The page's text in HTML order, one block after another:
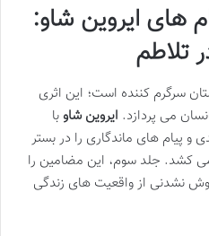
های ایروین شاو:
تلاطم
سرگرم کننده است؛ این اثری
می پردازد. ایروین شاو با
پیام های ماندگاری را در بستر
کشد. جلد سوم، این مضامین را
نشدنی از واقعیت های زندگی